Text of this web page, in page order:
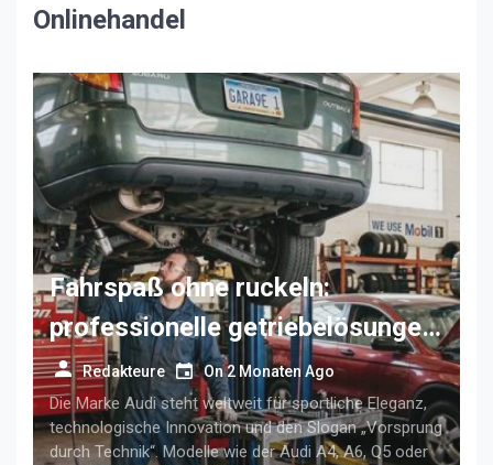
Onlinehandel
Fahrspaß ohne ruckeln:
professionelle getriebelösungen
für anspruchsvolle audi-fahrer
Redakteure On2 Monaten Ago
Die Marke Audi steht weltweit für sportliche Eleganz,
technologische Innovation und den Slogan „Vorsprung
durch Technik“. Modelle wie der Audi A4, A6, Q5 oder